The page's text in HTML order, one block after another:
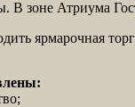
В зоне Атриума
ярмарочная